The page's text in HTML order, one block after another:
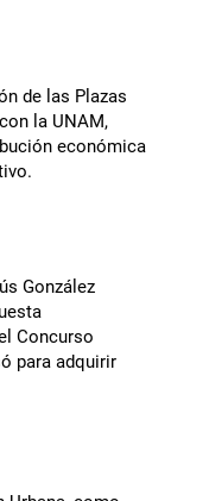
de las Plazas
la UNAM,
económica
González
Concurso
para adquirir